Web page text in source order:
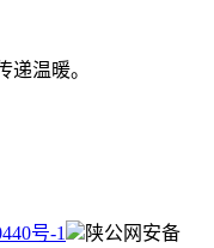
递温暖。
号-1
陕公网安备